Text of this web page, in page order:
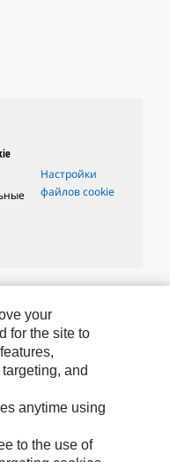
Настройки
файлов cookie
your
for the site to
and
anytime using
to the use of